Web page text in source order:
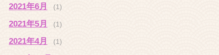
2021年6月 (1)
2021年5月 (1)
2021年4月 (1)